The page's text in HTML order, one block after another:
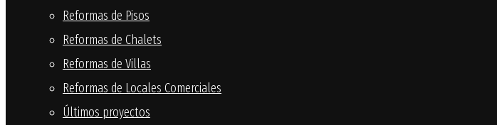
Reformas de Pisos
Reformas de Chalets
Reformas de Villas
Reformas de Locales Comerciales
Últimos proyectos